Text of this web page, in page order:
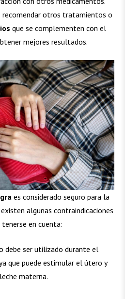
recomendar otros tratamientos o
que se complementen con el
mejores resultados.
es considerado seguro para la
algunas contraindicaciones
tenerse en cuenta:
debe ser utilizado durante el
que puede estimular el útero y
materna.